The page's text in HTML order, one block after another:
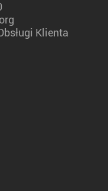
Klienta